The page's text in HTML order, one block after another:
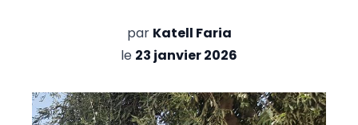
par Katell Faria
le 23 janvier 2026